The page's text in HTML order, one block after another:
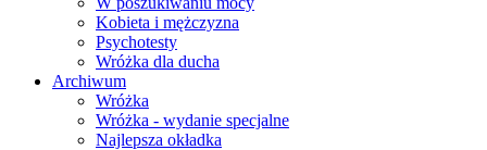
Kobieta i mężczyzna
Psychotesty
Wróżka dla ducha
Archiwum
Wróżka
Wróżka - wydanie specjalne
Najlepsza okładka